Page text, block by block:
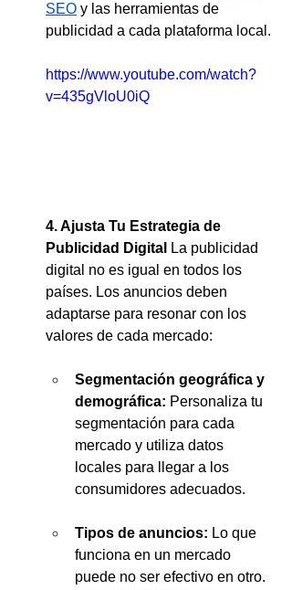
SEO y las herramientas de
publicidad a cada plataforma local.
https://www.youtube.com/watch?
v=435gVloU0iQ
4. Ajusta Tu Estrategia de
Publicidad Digital
La publicidad
digital no es igual en todos los
países. Los anuncios deben
adaptarse para resonar con los
valores de cada mercado:
Segmentación geográfica y
demográfica: Personaliza tu
segmentación para cada
mercado y utiliza datos
locales para llegar a los
consumidores adecuados.
Tipos de anuncios: Lo que
funciona en un mercado
puede no ser efectivo en otro.